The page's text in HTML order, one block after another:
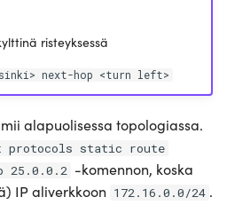
risteyksessä
next-hop <turn left>
alapuolisessa topologiassa.
protocols static route
25.0.0.2 -komennon, koska
IP aliverkkoon 172.16.0.0/24 .